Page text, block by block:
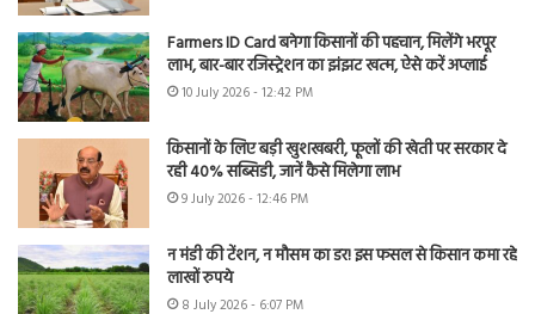
Farmers ID Card बनेगा किसानों की पहचान, मिलेंगे भरपूर
लाभ, बार-बार रजिस्ट्रेशन का झंझट खत्म, ऐसे करें अप्लाई
10 July 2026 - 12:42 PM
किसानों के लिए बड़ी खुशखबरी, फूलों की खेती पर सरकार दे
रही 40% सब्सिडी, जानें कैसे मिलेगा लाभ
9 July 2026 - 12:46 PM
न मंडी की टेंशन, न मौसम का डर! इस फसल से किसान कमा रहे
लाखों रुपये
8 July 2026 - 6:07 PM